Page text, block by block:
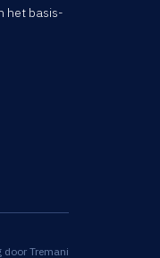
het basis-
doorTremani